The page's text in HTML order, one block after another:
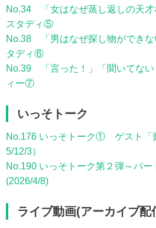
No.34 「女はなぜ蒸し返しの天才
スタディ⑤
No.38 「男はなぜ探し物ができな
タディ⑥
No.39 「言った！」「聞いてない
ィー⑦
いっそトーク
No.176 いっそトーク① ゲスト「
5/12/3）
No.190 いっそトーク第２弾～パー
(2026/4/8)
ライブ動画(アーカイブ配